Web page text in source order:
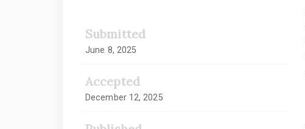
Submitted
June 8, 2025
Accepted
December 12, 2025